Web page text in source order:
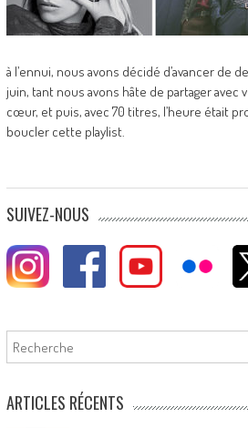
à l’ennui, nous avons décidé d’avancer de
juin, tant nous avons hâte de partager
cœur, et puis, avec 70 titres, l’heure était
boucler cette playlist.
SUIVEZ-NOUS
Rechercher
ARTICLES RÉCENTS